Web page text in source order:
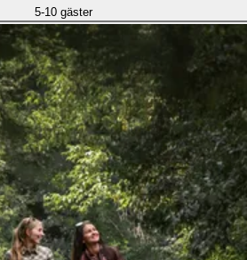
5-10 gäster